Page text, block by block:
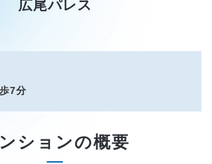
広尾パレス
7分
ションの概要